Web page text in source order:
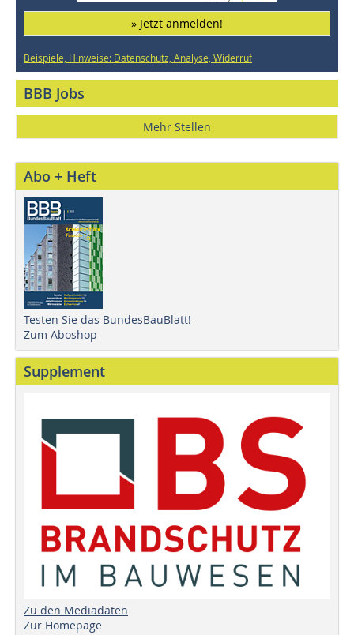
» Jetzt anmelden!
Beispiele, Hinweise: Datenschutz, Analyse, Widerruf
BBB Jobs
Mehr Stellen
Abo + Heft
Testen Sie das BundesBauBlatt!
Zum Aboshop
Supplement
Zu den Mediadaten
Zur Homepage